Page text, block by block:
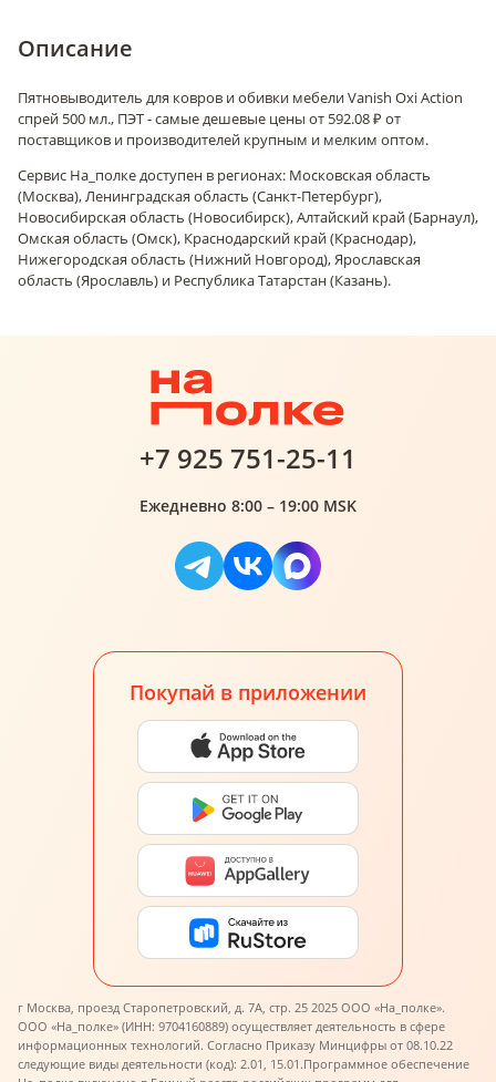
Описание
Пятновыводитель для ковров и обивки мебели Vanish Oxi Action
спрей 500 мл., ПЭТ - самые дешевые цены от 592.08 ₽ от
поставщиков и производителей крупным и мелким оптом.
Сервис На_полке доступен в регионах: Московская область
(Москва), Ленинградская область (Санкт-Петербург),
Новосибирская область (Новосибирск), Алтайский край (Барнаул),
Омская область (Омск), Краснодарский край (Краснодар),
Нижегородская область (Нижний Новгород), Ярославская
область (Ярославль) и Республика Татарстан (Казань).
+7 925 751-25-11
Ежедневно 8:00 – 19:00 MSK
Покупай в приложении
г Москва, проезд Старопетровский, д. 7А, стр. 25 2025 ООО «На_полке».
ООО «На_полке» (ИНН: 9704160889) осуществляет деятельность в сфере
информационных технологий. Согласно Приказу Минцифры от 08.10.22
следующие виды деятельности (код): 2.01, 15.01.Программное обеспечение